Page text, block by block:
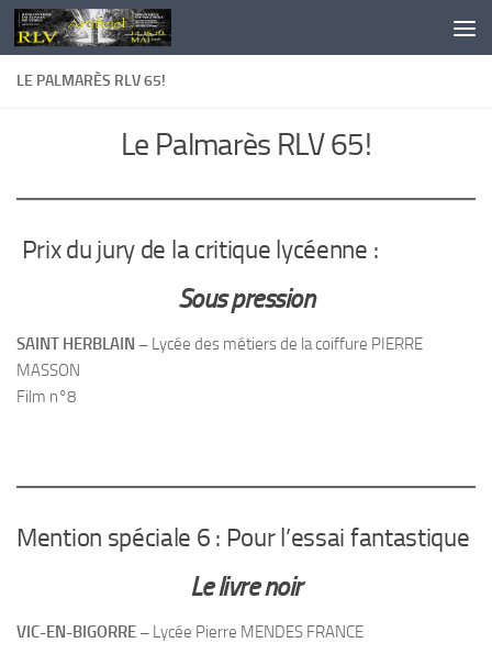
Au dessous du contenu
LE PALMARÈS RLV 65!
Le Palmarès RLV 65!
Prix du jury de la critique lycéenne :
Sous pression
SAINT HERBLAIN – Lycée des métiers de la coiffure PIERRE
MASSON
Film n°8
Mention spéciale 6 : Pour l’essai fantastique
Le livre noir
VIC-EN-BIGORRE – Lycée Pierre MENDES FRANCE